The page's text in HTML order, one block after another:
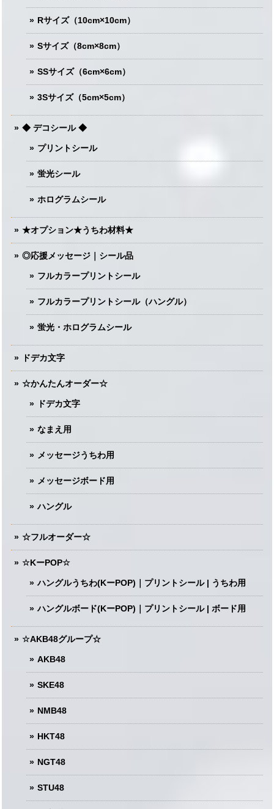
Rサイズ（10cm×10cm）
Sサイズ（8cm×8cm）
SSサイズ（6cm×6cm）
3Sサイズ（5cm×5cm）
◆ デコシール ◆
プリントシール
蛍光シール
ホログラムシール
★オプション★うちわ材料★
◎応援メッセージ｜シール品
フルカラープリントシール
フルカラープリントシール（ハングル）
蛍光・ホログラムシール
ドデカ文字
☆かんたんオーダー☆
ドデカ文字
なまえ用
メッセージうちわ用
メッセージボード用
ハングル
☆フルオーダー☆
☆KーPOP☆
ハングルうちわ(KーPOP)｜プリントシール | うちわ用
ハングルボード(KーPOP)｜プリントシール | ボード用
☆AKB48グループ☆
AKB48
SKE48
NMB48
HKT48
NGT48
STU48